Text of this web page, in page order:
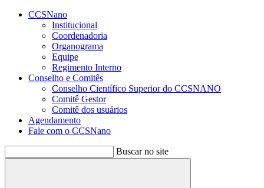
Conteúdo principal
CCSNano
Institucional
Coordenadoria
Organograma
Equipe
Regimento Interno
Conselho e Comitês
Conselho Científico Superior do CCSNANO
Comitê Gestor
Comitê dos usuários
Agendamento
Fale com o CCSNano
Buscar no site